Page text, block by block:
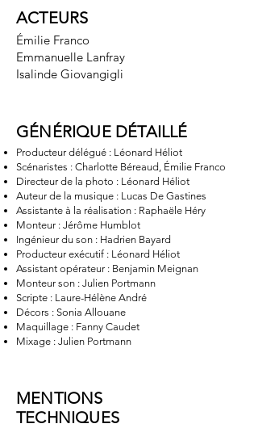
ACTEURS
Émilie Franco
Emmanuelle Lanfray
Isalinde Giovangigli
GÉNÉRIQUE DÉTAILLÉ
Producteur délégué : Léonard Héliot
Scénaristes : Charlotte Béreaud, Émilie Franco
Directeur de la photo : Léonard Héliot
Auteur de la musique : Lucas De Gastines
Assistante à la réalisation : Raphaële Héry
Monteur : Jérôme Humblot
Ingénieur du son : Hadrien Bayard
Producteur exécutif : Léonard Héliot
Assistant opérateur : Benjamin Meignan
Monteur son : Julien Portmann
Scripte : Laure-Hélène André
Décors : Sonia Allouane
Maquillage : Fanny Caudet
Mixage : Julien Portmann
MENTIONS
TECHNIQUES